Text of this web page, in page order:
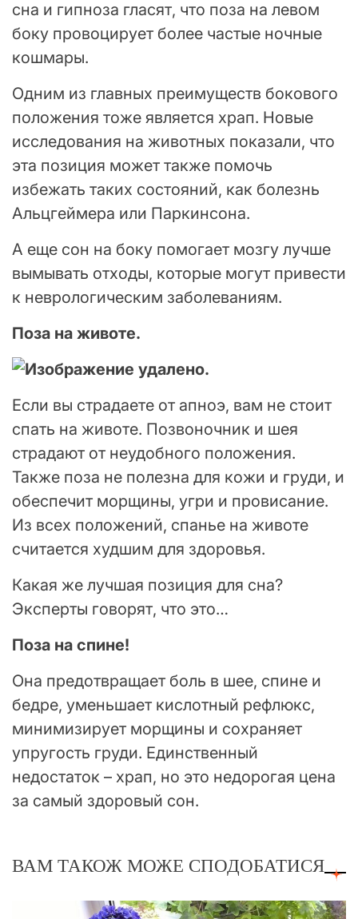
сна и гипноза гласят, что поза на левом
боку провоцирует более частые ночные
кошмары.
Одним из главных преимуществ бокового
положения тоже является храп. Новые
исследования на животных показали, что
эта позиция может также помочь
избежать таких состояний, как болезнь
Альцгеймера или Паркинсона.
А еще сон на боку помогает мозгу лучше
вымывать отходы, которые могут привести
к неврологическим заболеваниям.
Поза на животе.
Если вы страдаете от апноэ, вам не стоит
спать на животе. Позвоночник и шея
страдают от неудобного положения.
Также поза не полезна для кожи и груди, и
обеспечит морщины, угри и провисание.
Из всех положений, спанье на животе
считается худшим для здоровья.
Какая же лучшая позиция для сна?
Эксперты говорят, что это…
Поза на спине!
Она предотвращает боль в шее, спине и
бедре, уменьшает кислотный рефлюкс,
минимизирует морщины и сохраняет
упругость груди. Единственный
недостаток – храп, но это недорогая цена
за самый здоровый сон.
ВАМ ТАКОЖ МОЖЕ СПОДОБАТИСЯ